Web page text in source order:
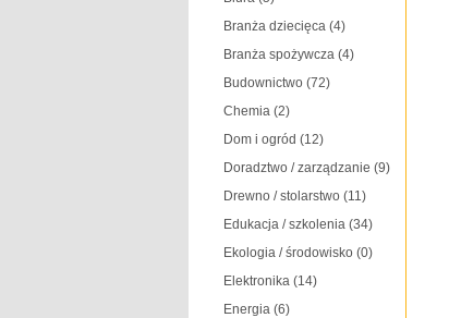
Branża dziecięca (4)
Branża spożywcza (4)
Budownictwo (72)
Chemia (2)
Dom i ogród (12)
Doradztwo / zarządzanie (9)
Drewno / stolarstwo (11)
Edukacja / szkolenia (34)
Ekologia / środowisko (0)
Elektronika (14)
Energia (6)